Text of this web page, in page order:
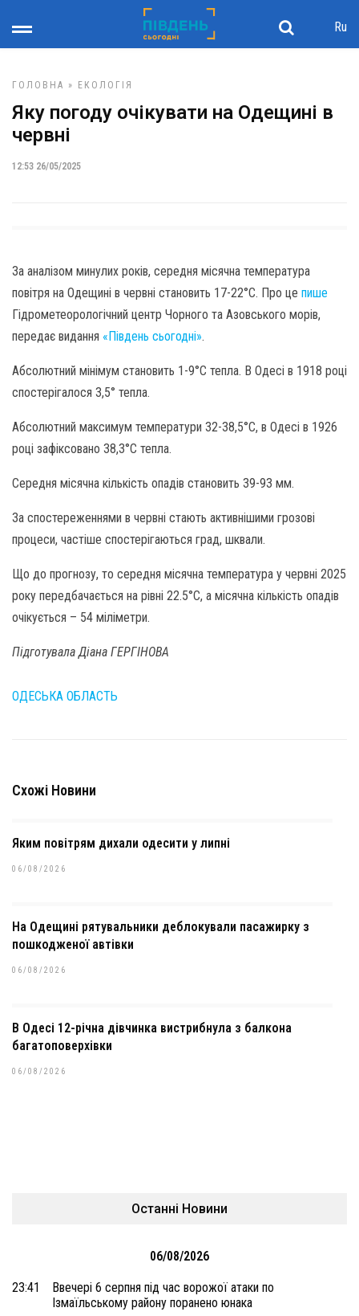
Ru
ГОЛОВНА » ЕКОЛОГІЯ
Яку погоду очікувати на Одещині в
червні
12:53 26/05/2025
За аналізом минулих років, середня місячна температура
повітря на Одещині в червні становить 17-22°С. Про це пише
Гідрометеорологічний центр Чорного та Азовського морів,
передає видання «Південь сьогодні».
Абсолютний мінімум становить 1-9°С тепла. В Одесі в 1918 році
спостерігалося 3,5° тепла.
Абсолютний максимум температури 32-38,5°С, в Одесі в 1926
році зафіксовано 38,3°С тепла.
Середня місячна кількість опадів становить 39-93 мм.
За спостереженнями в червні стають активнішими грозові
процеси, частіше спостерігаються град, шквали.
Що до прогнозу, то середня місячна температура у червні 2025
року передбачається на рівні 22.5°С, а місячна кількість опадів
очікується – 54 міліметри.
Підготувала Діана ГЕРГІНОВА
ОДЕСЬКА ОБЛАСТЬ
Схожі Новини
Яким повітрям дихали одесити у липні
06/08/2026
На Одещині рятувальники деблокували пасажирку з
пошкодженої автівки
06/08/2026
В Одесі 12-річна дівчинка вистрибнула з балкона
багатоповерхівки
06/08/2026
Останні Новини
06/08/2026
23:41
Ввечері 6 серпня під час ворожої атаки по
Ізмаїльському району поранено юнака